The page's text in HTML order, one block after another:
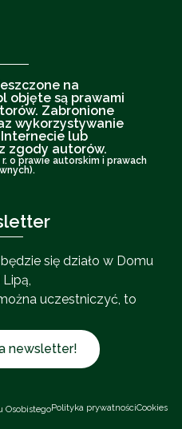
na
objęte są prawami
Zabronione
wykorzystywanie
lub
zgody autorów.
o prawie autorskim i prawach
się działo w Domu
uczestniczyć, to
newsletter!
OsobistegoPolityka prywatnościCookies